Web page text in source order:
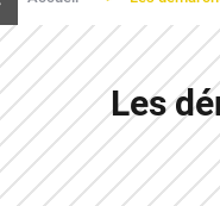
Les